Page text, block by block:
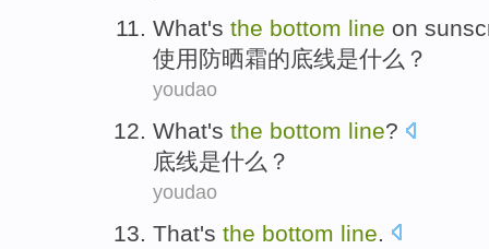
What's the bottom line on
使用 防晒霜的底线是什么 ？
youdao
What's the bottom line?
底线是什么 ？
youdao
That's the bottom line